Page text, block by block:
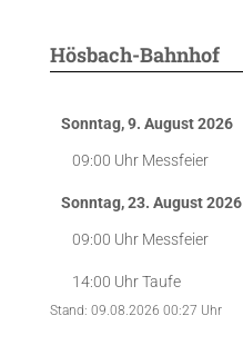
Hösbach-Bahnhof
Sonntag, 9. August 2026
09:00 Uhr Messfeier
Sonntag, 23. August 2026
09:00 Uhr Messfeier
14:00 UhrTaufe
Stand: 09.08.2026 00:27 Uhr